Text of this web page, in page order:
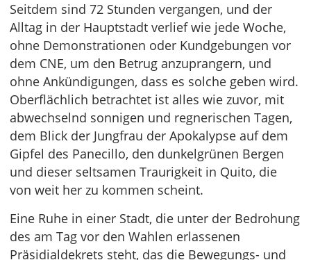
Seitdem sind 72 Stunden vergangen, und der
Alltag in der Hauptstadt verlief wie jede Woche,
ohne Demonstrationen oder Kundgebungen vor
dem CNE, um den Betrug anzuprangern, und
ohne Ankündigungen, dass es solche geben wird.
Oberflächlich betrachtet ist alles wie zuvor, mit
abwechselnd sonnigen und regnerischen Tagen,
dem Blick der Jungfrau der Apokalypse auf dem
Gipfel des Panecillo, den dunkelgrünen Bergen
und dieser seltsamen Traurigkeit in Quito, die
von weit her zu kommen scheint.
Eine Ruhe in einer Stadt, die unter der Bedrohung
des am Tag vor den Wahlen erlassenen
Präsidialdekrets steht, das die Bewegungs- und